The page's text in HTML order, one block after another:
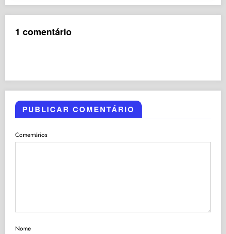
1 comentário
PUBLICAR COMENTÁRIO
Comentários
Nome